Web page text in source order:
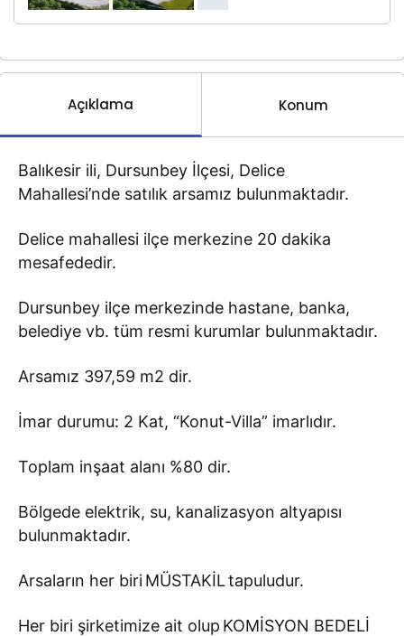
Açıklama Konum
Balıkesir ili, Dursunbey İlçesi, Delice
Mahallesi’nde satılık arsamız bulunmaktadır.
Delice mahallesi ilçe merkezine 20 dakika
mesafededir.
Dursunbey ilçe merkezinde hastane, banka,
belediye vb. tüm resmi kurumlar bulunmaktadır.
Arsamız 397,59 m2 dir.
İmar durumu: 2 Kat, “Konut-Villa” imarlıdır.
Toplam inşaat alanı %80 dir.
Bölgede elektrik, su, kanalizasyon altyapısı
bulunmaktadır.
Arsaların her biri MÜSTAKİL tapuludur.
Her biri şirketimize ait olup KOMİSYON BEDELİ